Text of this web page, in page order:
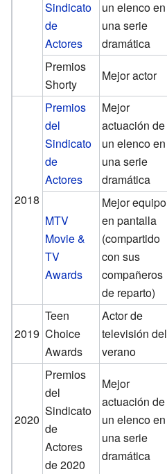
Sindicato
de
Actores
un elenco en
una serie
dramática
Premios
Shorty
Mejor actor
2018
Premios
del
Sindicato
de
Actores
Mejor
actuación de
un elenco en
una serie
dramática
MTV
Movie &
TV
Awards
Mejor equipo
en pantalla
(compartido
con sus
compañeros
de reparto)
2019
Teen
Choice
Awards
Actor de
televisión del
verano
2020
Premios
del
Sindicato
de
Actores
de 2020
Mejor
actuación de
un elenco en
una serie
dramática